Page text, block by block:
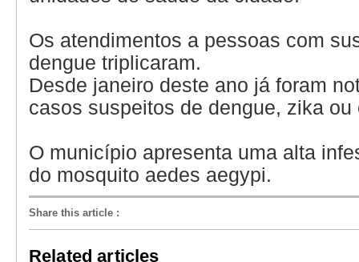
Os atendimentos a pessoas com
dengue triplicaram.
Desde janeiro deste ano já foram
casos suspeitos de dengue, zika ou
O município apresenta uma alta
do mosquito aedes aegypi.
Share this article :
Related articles